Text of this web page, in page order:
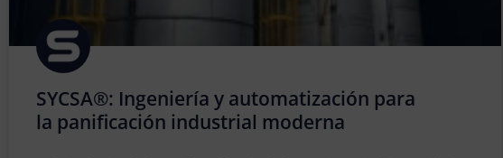
SYCSA®: Ingeniería y automatización para
la panificación industrial moderna